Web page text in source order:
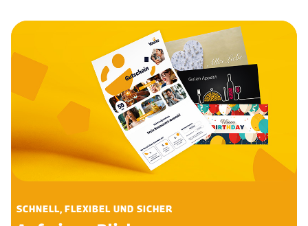
SCHNELL, FLEXIBEL UND SICHER